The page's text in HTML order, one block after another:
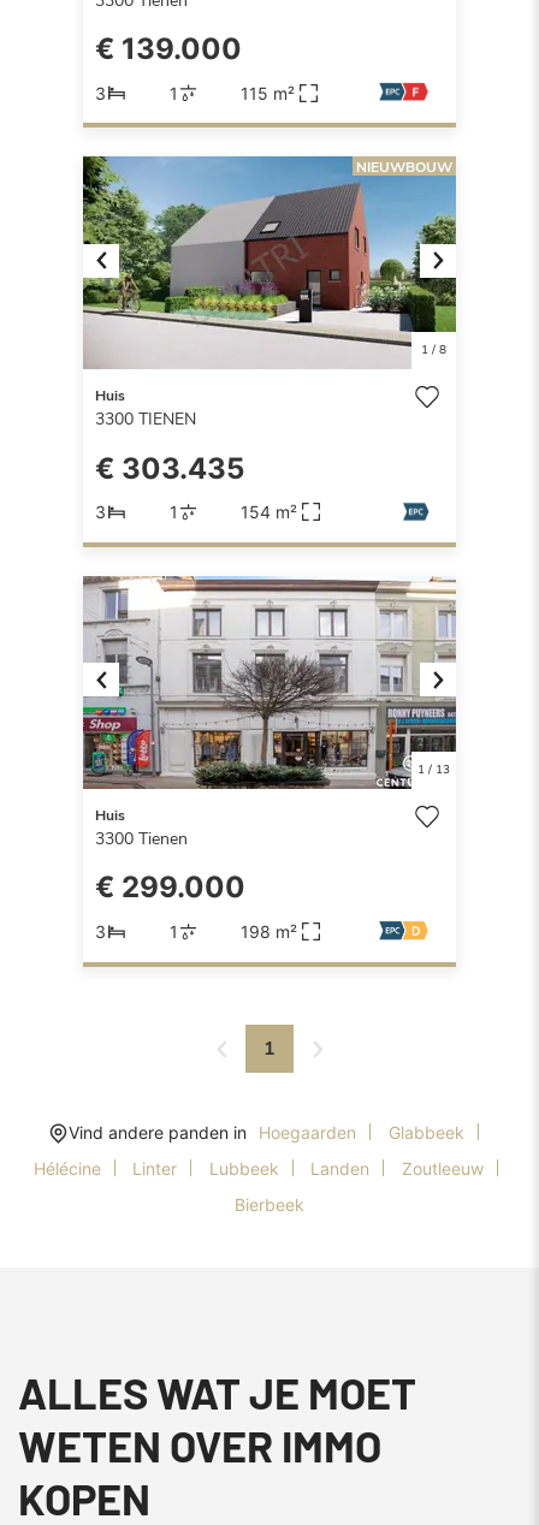
€ 139.000
3 1 115 m²
Previous Next
1/ 8
NIEUWBOUW
Huis
3300 TIENEN
€ 303.435
3 1 154 m²
Previous Next
1/ 13
Huis
3300 Tienen
€ 299.000
3 1 198 m²
1
Vind andere panden in Hoegaarden
Glabbeek
Hélécine
Linter Lubbeek Landen
Zoutleeuw
Bierbeek
ALLES WAT JE MOET
WETEN OVER IMMO
KOPEN